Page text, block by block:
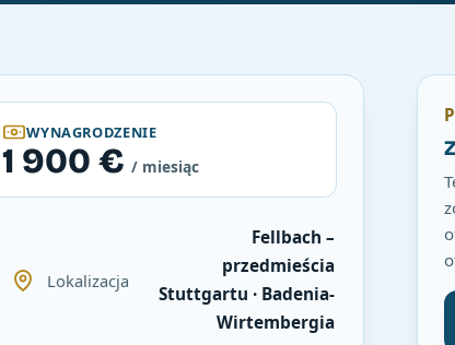
WYNAGRODZENIE
1 900 €/ miesiąc
Lokalizacja
Fellbach –
przedmieścia
Stuttgartu · Badenia-
Wirtembergia